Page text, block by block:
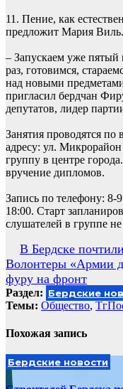
11. Пение, как
предложит Мария Виль.
– Запускаем уже
раз, готовимся,
над новыми
пригласил бердчан
депутатов, лидер
Занятия проводятся по
адресу: ул.
группу в центре
вручение дипломов.
Запись по телефону: 8-
18:00. Старт
слушателей в группе
Навигация
по
записям
В Бердске
Волонтеры «Армии
фуру на фронт
Раздел: Бердские
Темы: Общество,
Похожая запись
Бердские новости